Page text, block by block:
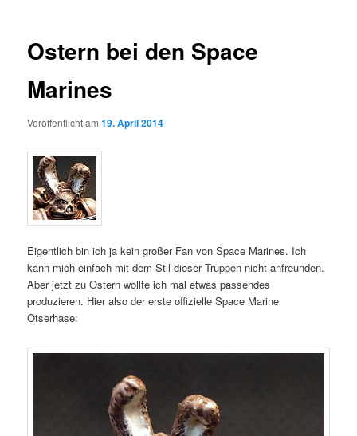
Ostern bei den Space
Marines
Veröffentlicht am19. April 2014
Eigentlich bin ich ja kein großer Fan von Space Marines. Ich
kann mich einfach mit dem Stil dieser Truppen nicht anfreunden.
Aber jetzt zu Ostern wollte ich mal etwas passendes
produzieren. Hier also der erste offizielle Space Marine
Otserhase: